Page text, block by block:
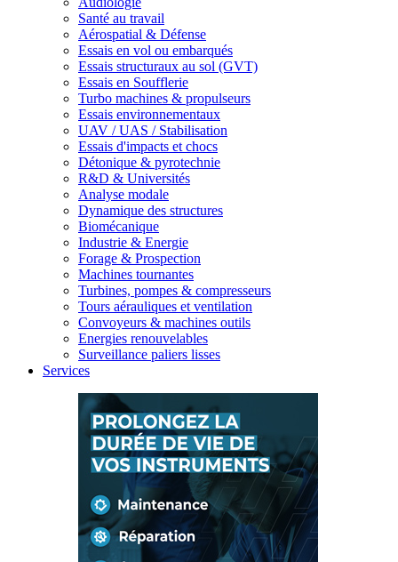
Santé au travail
Aérospatial & Défense
Essais en vol ou embarqués
Essais structuraux au sol (GVT)
Essais en Soufflerie
Turbo machines & propulseurs
Essais environnementaux
UAV / UAS / Stabilisation
Essais d'impacts et chocs
Détonique & pyrotechnie
R&D & Universités
Analyse modale
Dynamique des structures
Biomécanique
Industrie & Energie
Forage & Prospection
Machines tournantes
Turbines, pompes & compresseurs
Tours aérauliques et ventilation
Convoyeurs & machines outils
Energies renouvelables
Surveillance paliers lisses
Services